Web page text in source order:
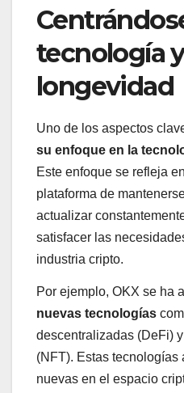
tecnología
longevidad
Uno de los aspectos
su enfoque en la
Este enfoque se refleja
plataforma de
actualizar
satisfacer las
industria cripto.
Por ejemplo, OKX se ha
nuevas tecnologías
descentralizadas (DeFi)
(NFT). Estas tecnologías
nuevas en el espacio